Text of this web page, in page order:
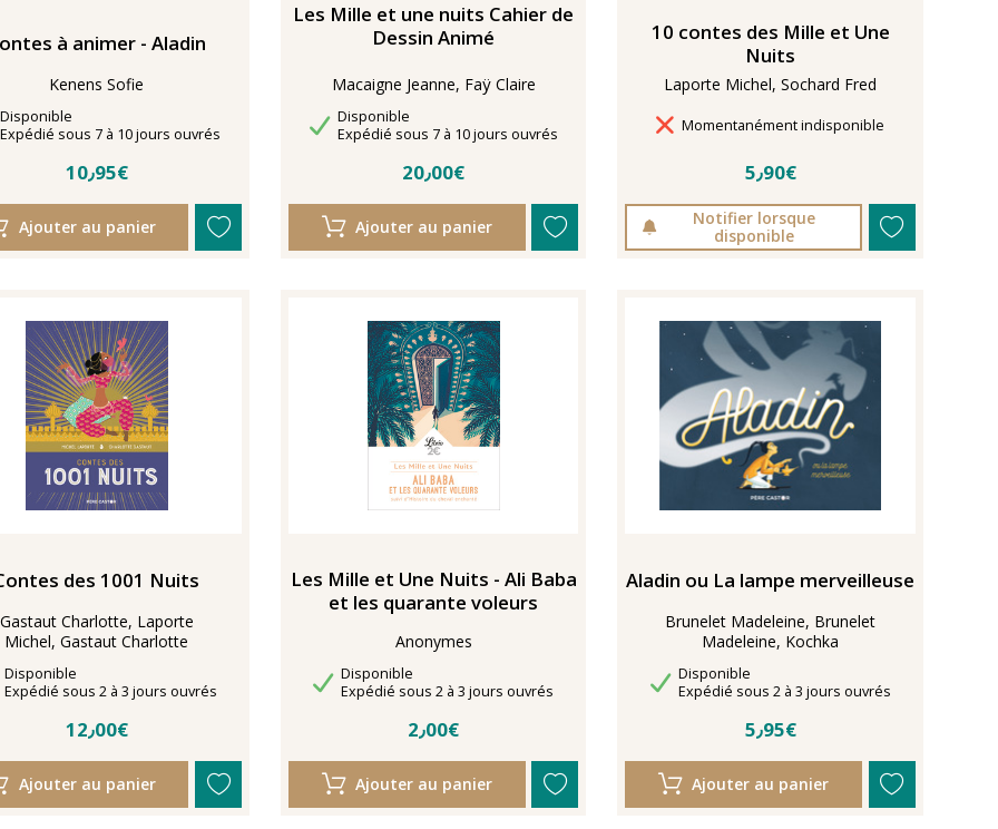
à animer - Aladin
Kenens Sofie
Disponibilité
Disponible
Délais de livraison
Expédié sous 7 à 10 jours ouvrés
10٫95€
Ajouter au panier
Les Mille et une nuits Cahier de
Dessin Animé
Macaigne Jeanne, Faÿ Claire
Disponibilité
Disponible
Délais de livraison
Expédié sous 7 à 10 jours ouvrés
20٫00€
Ajouter au panier
10 contes des Mille et Une
Nuits
Laporte Michel, Sochard Fred
Délais de livraison
Momentanément indisponible
5٫90€
Notifier lorsque
disponible
des 1001 Nuits
Gastaut Charlotte, Laporte
Michel, Gastaut Charlotte
Disponibilité
Disponible
Délais de livraison
Expédié sous 2 à 3 jours ouvrés
12٫00€
Ajouter au panier
Les Mille et Une Nuits - Ali Baba
et les quarante voleurs
Anonymes
Disponibilité
Disponible
Délais de livraison
Expédié sous 2 à 3 jours ouvrés
2٫00€
Ajouter au panier
Aladin ou La lampe merveilleuse
Brunelet Madeleine, Brunelet
Madeleine, Kochka
Disponibilité
Disponible
Délais de livraison
Expédié sous 2 à 3 jours ouvrés
5٫95€
Ajouter au panier